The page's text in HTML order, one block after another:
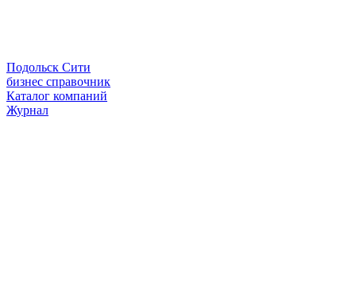
Подольск Сити
бизнес справочник
Каталог компаний
Журнал